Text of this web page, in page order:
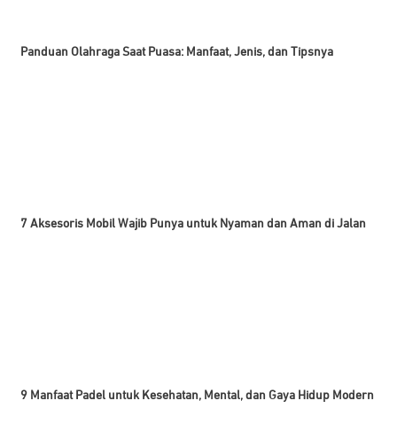
Panduan Olahraga Saat Puasa: Manfaat, Jenis, dan Tipsnya
7 Aksesoris Mobil Wajib Punya untuk Nyaman dan Aman di Jalan
9 Manfaat Padel untuk Kesehatan, Mental, dan Gaya Hidup Modern